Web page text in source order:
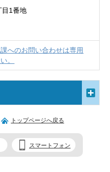
1番地
へのお問い合わせは専用
。
トップページへ戻る
スマートフォン